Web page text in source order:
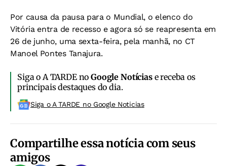
Por causa da pausa para o Mundial, o elenco do
Vitória entra de recesso e agora só se reapresenta em
26 de junho, uma sexta-feira, pela manhã, no CT
Manoel Pontes Tanajura.
Siga o A TARDE noGoogle Notíciase receba os
principais destaques do dia.
Siga o A TARDE no Google Noticias
Compartilhe essa notícia com seus
amigos